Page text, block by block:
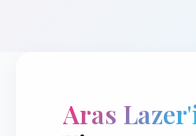
Aras